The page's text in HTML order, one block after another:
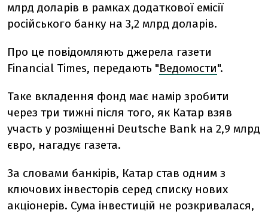
млрд доларів в рамках додаткової емісії
російського банку на 3,2 млрд доларів.
Про це повідомляють джерела газети
Financial Times, передають "Ведомости".
Таке вкладення фонд має намір зробити
через три тижні після того, як Катар взяв
участь у розміщенні Deutsche Bank на 2,9 млрд
євро, нагадує газета.
За словами банкірів, Катар став одним з
ключових інвесторів серед списку нових
акціонерів. Сума інвестицій не розкривалася,